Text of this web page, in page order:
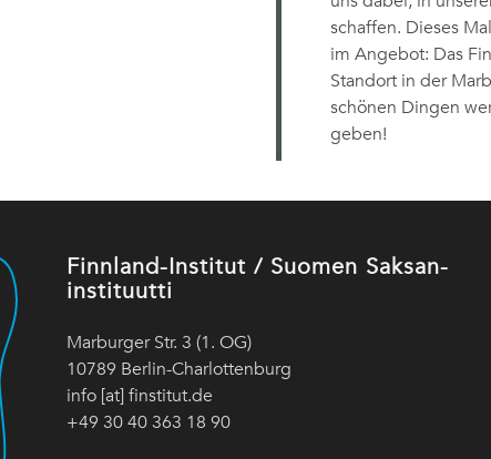
schaffen. Dieses
im Angebot: Das
Standort in der
schönen Dingen
geben!
Finnland-Institut / Suomen Saksan-
instituutti
Marburger Str. 3 (1. OG)
10789 Berlin-Charlottenburg
info [at] finstitut.de
+49 30 40 363 18 90